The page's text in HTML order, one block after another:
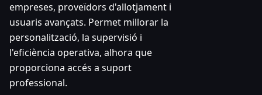
empreses, proveïdors d'allotjament i
usuaris avançats. Permet millorar la
personalització, la supervisió i
l'eficiència operativa, alhora que
proporciona accés a suport
professional.